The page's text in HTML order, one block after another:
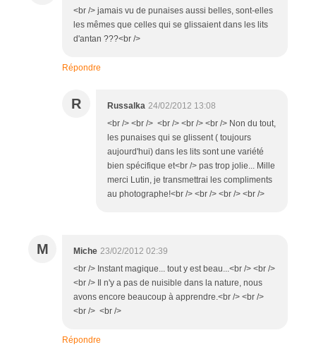
<br /> jamais vu de punaises aussi belles, sont-elles
les mêmes que celles qui se glissaient dans les lits
d'antan ???<br />
Répondre
R Russalka 24/02/2012 13:08
<br /> <br /> <br /> <br /> <br /> Non du tout,
les punaises qui se glissent ( toujours
aujourd'hui) dans les lits sont une variété
bien spécifique et<br /> pas trop jolie... Mille
merci Lutin, je transmettrai les compliments
au photographe!<br /> <br /> <br /> <br />
M Miche 23/02/2012 02:39
<br /> Instant magique... tout y est beau...<br /> <br />
<br /> Il n'y a pas de nuisible dans la nature, nous
avons encore beaucoup à apprendre.<br /> <br />
<br /> <br />
Répondre